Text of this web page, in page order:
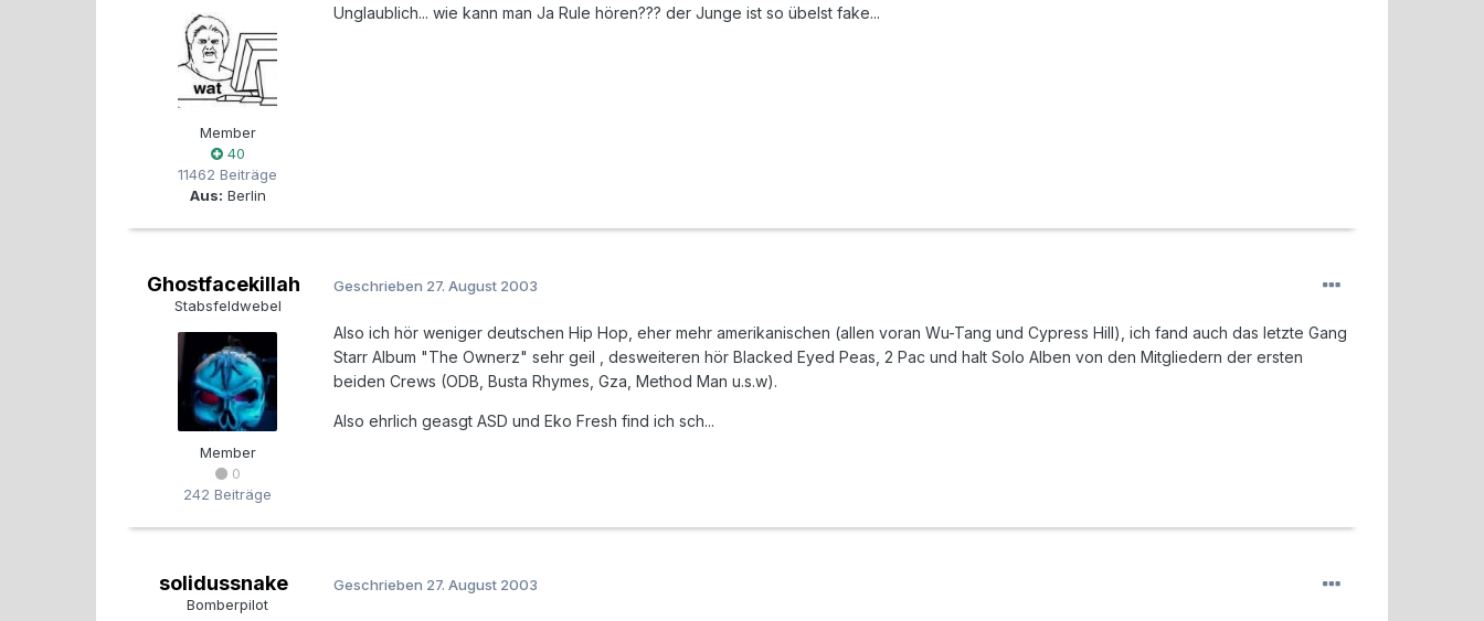
Member
40
11462 Beiträge
Aus: Berlin
Unglaublich... wie kann man Ja Rule hören??? der Junge ist so übelst fake...
Ghostfacekillah
Stabsfeldwebel
Member
0
242 Beiträge
Geschrieben 27. August 2003
Also ich hör weniger deutschen Hip Hop, eher mehr amerikanischen (allen voran Wu-Tang und Cypress Hill), ich fand auch das letzte Gang
Starr Album "The Ownerz" sehr geil , desweiteren hör Blacked Eyed Peas, 2 Pac und halt Solo Alben von den Mitgliedern der ersten
beiden Crews (ODB, Busta Rhymes, Gza, Method Man u.s.w).
Also ehrlich geasgt ASD und Eko Fresh find ich sch...
solidussnake
Bomberpilot
Geschrieben 27. August 2003